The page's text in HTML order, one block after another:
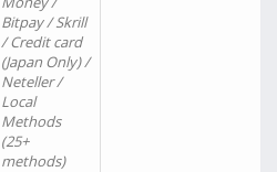
Bitpay / Skrill
/ Credit card
(Japan Only) /
Neteller /
Local
Methods
(25+
methods)